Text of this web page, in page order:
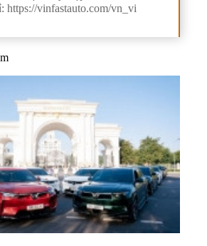
https://vinfastauto.com/vn_vi